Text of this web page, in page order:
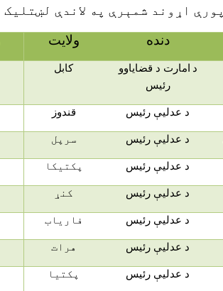
اړوند شمېرې په لاندې
دنده ولایت
د امارت د قضایاوو
رئیس
کابل
د عدلیې رئیس قندوز
د عدلیې رئیس سرپل
د عدلیې رئیس پکتیکا
د عدلیې رئیس کنړ
د عدلیې رئیس فاریاب
د عدلیې رئیس هرات
د عدلیې رئیس پکتیا